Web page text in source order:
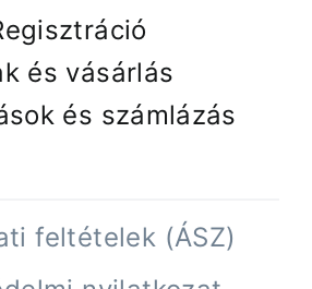
és vásárlás
és számlázás
feltételek (ÁSZ)